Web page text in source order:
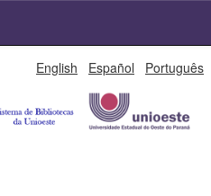
English Español Português